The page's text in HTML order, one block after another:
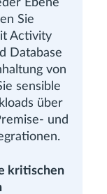
Ebene
Sie
Activity
Database
von
sensible
über
und
kritischen